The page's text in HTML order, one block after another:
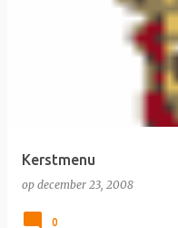
Kerstmenu
op december 23, 2008
0